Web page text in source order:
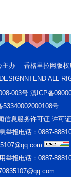
主办 香格里拉网版
ALL
003号 滇ICP备
53340002000108号
信息服务许可证 许可
举报电话：0887-
举报电话：0887-